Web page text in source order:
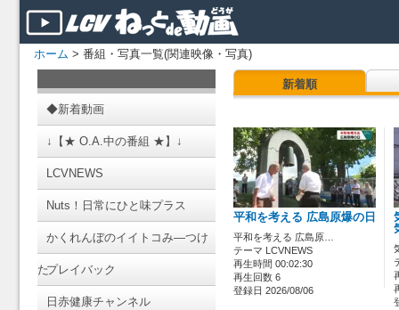
ホーム > 番組・写真一覧(関連映像・写真)
◆新着動画
↓【★ O.A.中の番組 ★】↓
LCVNEWS
Nuts！日常にひと味プラス
かくれんぼのイイトコみ―つけ
たプレイバック
日赤健康チャンネル
新着順
平和を考える 広島原爆の日
平和を考える 広島原…
テーマ LCVNEWS
再生時間 00:02:30
再生回数 6
登録日 2026/08/06